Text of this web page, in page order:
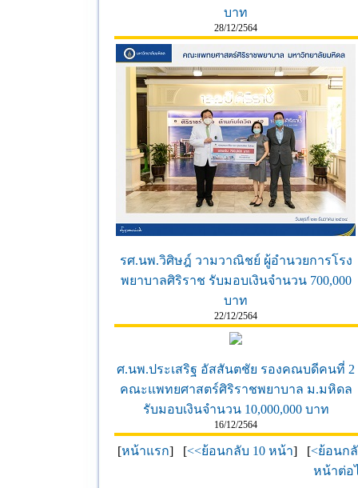
บาท
28/12/2564
รศ.นพ.วิศิษฎ์ วามวาณิชย์ ผู้อำนวยการโรง
พยาบาลศิริราช รับมอบเงินจำนวน 700,000
บาท
22/12/2564
ศ.นพ.ประเสริฐ อัสสันตชัย รองคณบดีคนที่ 2
คณะแพทยศาสตร์ศิริราชพยาบาล ม.มหิดล
รับมอบเงินจำนวน 10,000,000 บาท
16/12/2564
[หน้าแรก] [<<ย้อนกลับ 10 หน้า] [<ย้อนก
หน้าต่อ